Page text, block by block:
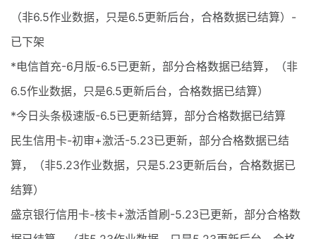
（非6.5作业数据，只是6.5更新后台，合格数据已结算）-
已下架
*电信首充-6月版-6.5已更新，部分合格数据已结算，（非
6.5作业数据，只是6.5更新后台，合格数据已结算）
*今日头条极速版-6.5已更新结算，部分合格数据已结算
民生信用卡-初审+激活-5.23已更新，部分合格数据已结
算，（非5.23作业数据，只是5.23更新后台，合格数据已
结算）
盛京银行信用卡-核卡+激活首刷-5.23已更新，部分合格数